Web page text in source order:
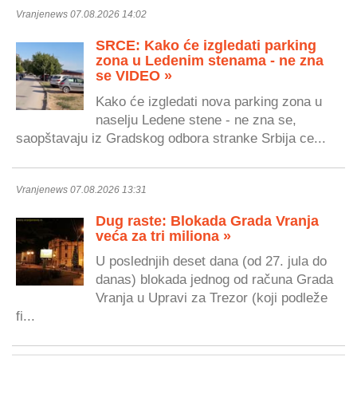
Vranjenews 07.08.2026 14:02
SRCE: Kako će izgledati parking
zona u Ledenim stenama - ne zna
se VIDEO »
Kako će izgledati nova parking zona u
naselju Ledene stene - ne zna se,
saopštavaju iz Gradskog odbora stranke Srbija ce...
Vranjenews 07.08.2026 13:31
Dug raste: Blokada Grada Vranja
veća za tri miliona »
U poslednjih deset dana (od 27. jula do
danas) blokada jednog od računa Grada
Vranja u Upravi za Trezor (koji podleže
fi...